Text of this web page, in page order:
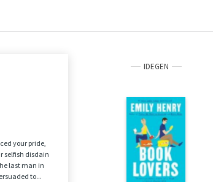
your pride,
selfish disdain
last man in
to...
IDEGEN